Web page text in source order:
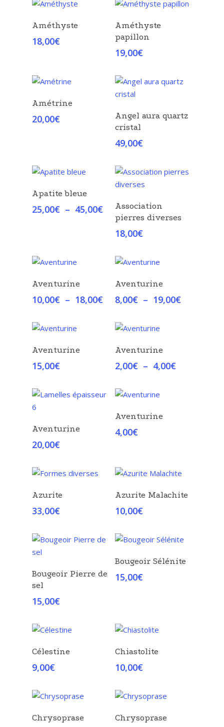
5,00€
Choix Des Options
Améthyste
18,00€
Choix Des Options
Améthyste
papillon
19,00€
Choix Des Options
Amétrine
20,00€
Choix Des Options
Angel aura quartz
cristal
49,00€
Choix Des Options
Apatite bleue
25,00€ – 45,00€Plage
prix :
25,00€
45,00€
Choix Des Options
Association
pierres diverses
18,00€
Choix Des Options
Aventurine
10,00€ – 18,00€Plage
prix :
10,00€
18,00€
Choix Des Options
Aventurine
8,00€ – 19,00€Plage
Choix Des Options
Aventurine
15,00€
Choix Des Options
Aventurine
2,00€ – 4,00€Plage
Choix Des Options
Aventurine
20,00€
Choix Des Options
Aventurine
4,00€
Choix Des Options
Azurite
33,00€
Choix Des Options
Azurite Malachite
10,00€
Choix Des Options
Bougeoir Pierre de
sel
15,00€
Choix Des Options
Bougeoir Sélénite
15,00€
Choix Des Options
Célestine
9,00€
Choix Des Options
Chiastolite
10,00€
Chrysoprase Chrysoprase